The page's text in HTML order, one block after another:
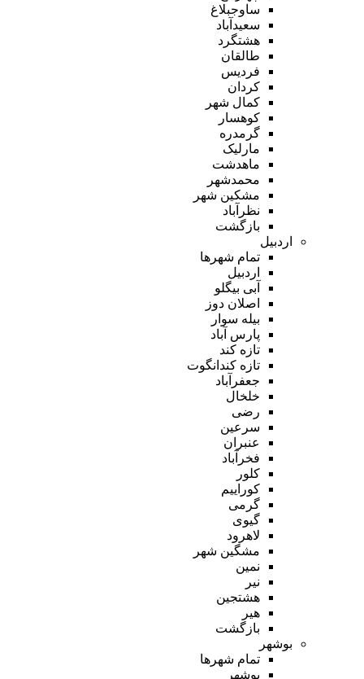
ساوجبلاغ
سعیدآباد
هشتگرد
طالقان
فردیس
کردان
کمال شهر
کوهسار
گرمدره
مارلیک
ماهدشت
محمدشهر
مشکین شهر
نظرآباد
بازگشت
اردبیل
تمام شهر‌ها
اردبیل
آبی بیگلو
اصلان دوز
بیله سوار
پارس آباد
تازه کند
تازه کندانگوت
جعفرآباد
خلخال
رضی
سرعین
عنبران
فخرآباد
کلور
کوراییم
گرمی
گیوی
لاهرود
مشگین شهر
نمین
نیر
هشتجین
هیر
بازگشت
بوشهر
تمام شهر‌ها
بوشهر